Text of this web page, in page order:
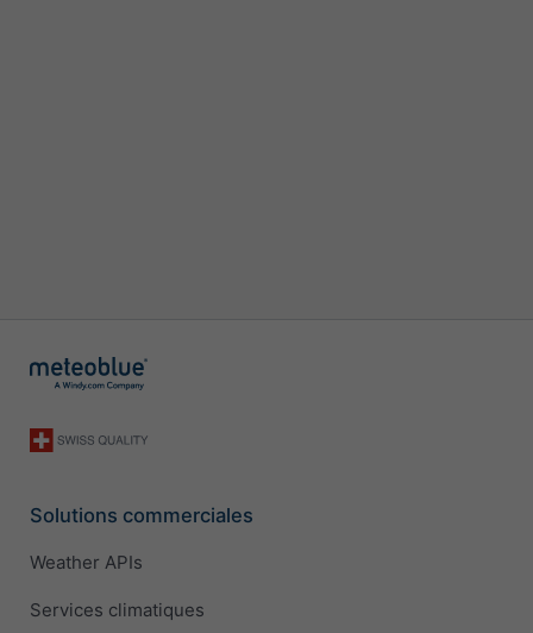
Solutions commerciales
Weather APIs
Services climatiques